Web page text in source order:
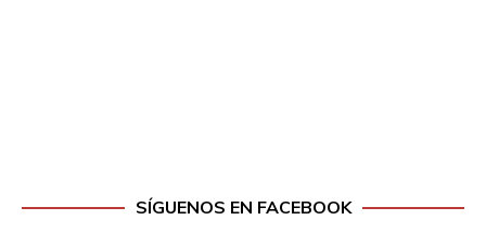
SÍGUENOS EN FACEBOOK